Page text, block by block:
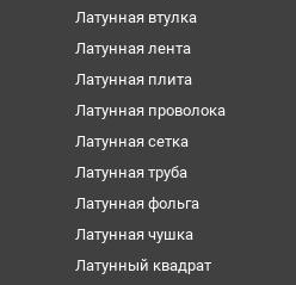
Латунная втулка
Латунная лента
Латунная плита
Латунная проволока
Латунная сетка
Латунная труба
Латунная фольга
Латунная чушка
Латунный квадрат